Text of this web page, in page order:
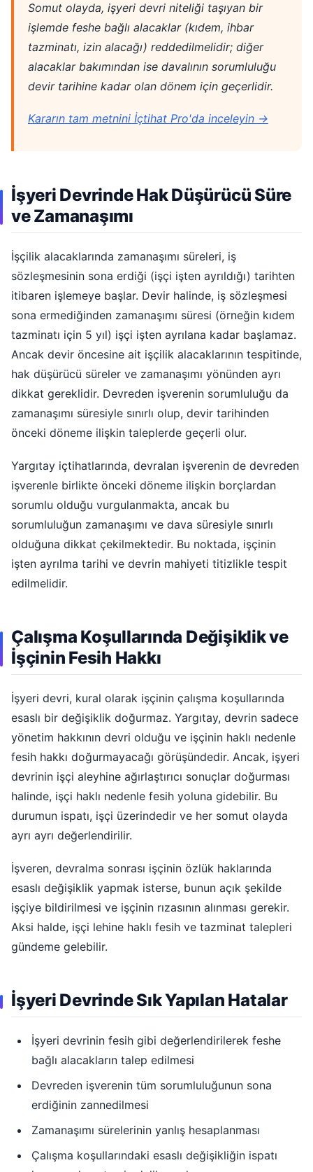
Somut olayda, işyeri devri niteliği taşıyan bir
işlemde feshe bağlı alacaklar (kıdem, ihbar
tazminatı, izin alacağı) reddedilmelidir; diğer
alacaklar bakımından ise davalının sorumluluğu
devir tarihine kadar olan dönem için geçerlidir.
Kararın tam metnini İçtihat Pro'da inceleyin →
İşyeri Devrinde Hak Düşürücü Süre
ve Zamanaşımı
İşçilik alacaklarında zamanaşımı süreleri, iş
sözleşmesinin sona erdiği (işçi işten ayrıldığı) tarihten
itibaren işlemeye başlar. Devir halinde, iş sözleşmesi
sona ermediğinden zamanaşımı süresi (örneğin kıdem
tazminatı için 5 yıl) işçi işten ayrılana kadar başlamaz.
Ancak devir öncesine ait işçilik alacaklarının tespitinde,
hak düşürücü süreler ve zamanaşımı yönünden ayrı
dikkat gereklidir. Devreden işverenin sorumluluğu da
zamanaşımı süresiyle sınırlı olup, devir tarihinden
önceki döneme ilişkin taleplerde geçerli olur.
Yargıtay içtihatlarında, devralan işverenin de devreden
işverenle birlikte önceki döneme ilişkin borçlardan
sorumlu olduğu vurgulanmakta, ancak bu
sorumluluğun zamanaşımı ve dava süresiyle sınırlı
olduğuna dikkat çekilmektedir. Bu noktada, işçinin
işten ayrılma tarihi ve devrin mahiyeti titizlikle tespit
edilmelidir.
Çalışma Koşullarında Değişiklik ve
İşçinin Fesih Hakkı
İşyeri devri, kural olarak işçinin çalışma koşullarında
esaslı bir değişiklik doğurmaz. Yargıtay, devrin sadece
yönetim hakkının devri olduğu ve işçinin haklı nedenle
fesih hakkı doğurmayacağı görüşündedir. Ancak, işyeri
devrinin işçi aleyhine ağırlaştırıcı sonuçlar doğurması
halinde, işçi haklı nedenle fesih yoluna gidebilir. Bu
durumun ispatı, işçi üzerindedir ve her somut olayda
ayrı ayrı değerlendirilir.
İşveren, devralma sonrası işçinin özlük haklarında
esaslı değişiklik yapmak isterse, bunun açık şekilde
işçiye bildirilmesi ve işçinin rızasının alınması gerekir.
Aksi halde, işçi lehine haklı fesih ve tazminat talepleri
gündeme gelebilir.
İşyeri Devrinde Sık Yapılan Hatalar
İşyeri devrinin fesih gibi değerlendirilerek feshe
bağlı alacakların talep edilmesi
Devreden işverenin tüm sorumluluğunun sona
erdiğinin zannedilmesi
Zamanaşımı sürelerinin yanlış hesaplanması
Çalışma koşullarındaki esaslı değişikliğin ispatı